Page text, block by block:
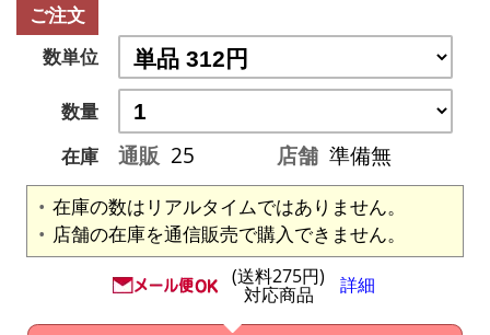
ご注文
数単位
数量
在庫
通販 25 店舗 準備無
在庫の数はリアルタイムではありません。
店舗の在庫を通信販売で購入できません。
(送料275円)
対応商品 詳細